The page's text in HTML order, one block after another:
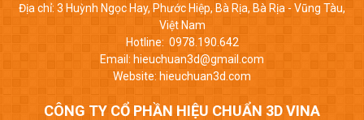
Địa chỉ: 3 Huỳnh Ngọc Hay, Phước Hiệp, Bà Rịa, Bà Rịa - Vũng Tàu,
Việt Nam
Hotline: 0978.190.642
Email: hieuchuan3d@gmail.com
Website: hieuchuan3d.com
CÔNG TY CỔ PHẦN HIỆU CHUẨN 3D VINA